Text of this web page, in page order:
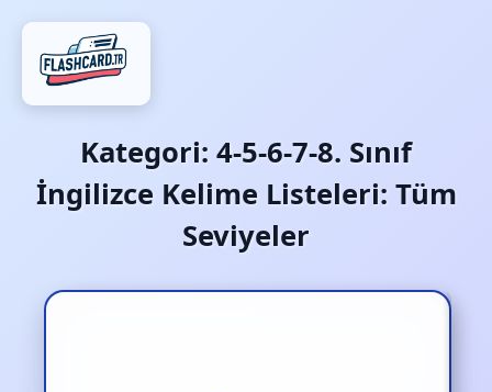
Kategori: 4-5-6-7-8. Sınıf
İngilizce Kelime Listeleri: Tüm
Seviyeler